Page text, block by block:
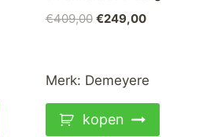
€409,00 Oorspronkelijke
€409,00.
€249,00Huidige
€249,00.
Merk: Demeyere
kopen